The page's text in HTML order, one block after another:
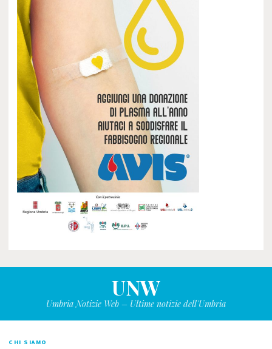
UNW
Umbria Notizie Web – Ultime notizie dell'Umbria
CHI SIAMO